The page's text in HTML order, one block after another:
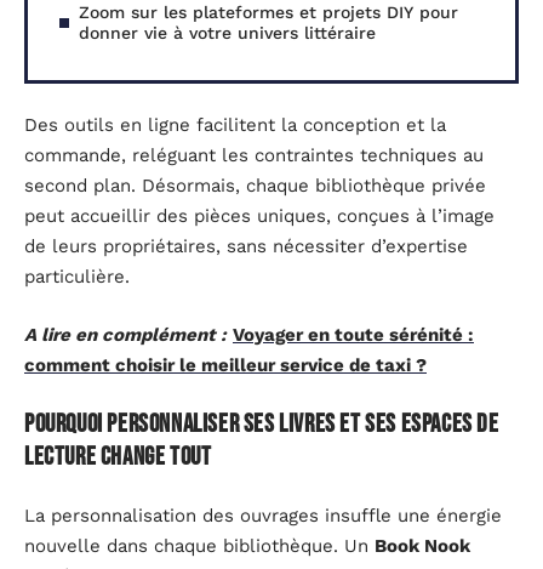
Zoom sur les plateformes et projets DIY pour
donner vie à votre univers littéraire
Des outils en ligne facilitent la conception et la
commande, reléguant les contraintes techniques au
second plan. Désormais, chaque bibliothèque privée
peut accueillir des pièces uniques, conçues à l’image
de leurs propriétaires, sans nécessiter d’expertise
particulière.
A lire en complément : Voyager en toute sérénité :
comment choisir le meilleur service de taxi ?
Pourquoi personnaliser ses livres et ses espaces de
lecture change tout
La personnalisation des ouvrages insuffle une énergie
nouvelle dans chaque bibliothèque. Un Book Nook